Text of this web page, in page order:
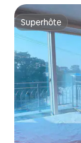
mer, pension
remous de
Superhôte
Superhôte